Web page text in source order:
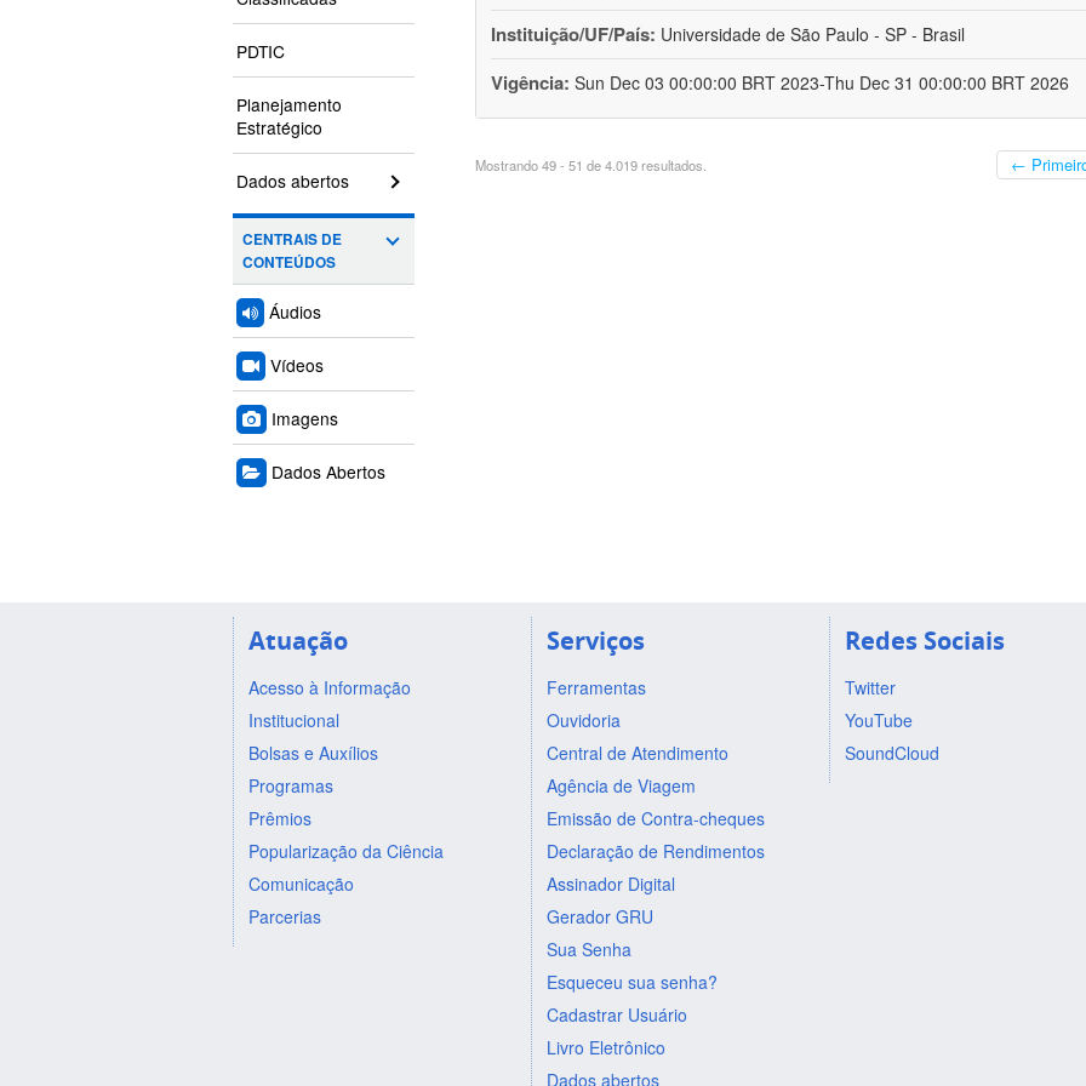
PDTIC
Planejamento
Estratégico
Dados abertos
CENTRAIS DE
CONTEÚDOS
Áudios
Vídeos
Imagens
Dados Abertos
Instituição/UF/País: Universidade de São Paulo - SP - Brasil
Vigência: Sun Dec 03 00:00:00 BRT 2023-Thu Dec 31 00:00:00 BRT 2026
Mostrando 49 - 51 de 4.019 resultados. ←
Atuação
Acesso à Informação
Institucional
Bolsas e Auxílios
Programas
Prêmios
Popularização da Ciência
Comunicação
Parcerias
Serviços
Ferramentas
Ouvidoria
Central de Atendimento
Agência de Viagem
Emissão de Contra-cheques
Declaração de Rendimentos
Assinador Digital
Gerador GRU
Sua Senha
Esqueceu sua senha?
Cadastrar Usuário
Livro Eletrônico
Dados abertos
Redes Sociais
Twitter
YouTube
SoundCloud